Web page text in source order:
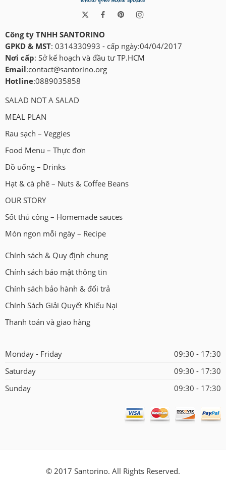
Công ty TNHH SANTORINO
GPKD & MST: 0314330993 - cấp ngày:04/04/2017
Nơi cấp: Sở kế hoạch và đầu tư TP.HCM
Email:contact@santorino.org
Hotline:0889035858
SALAD NOT A SALAD
MEAL PLAN
Rau sạch – Veggies
Food Menu – Thực đơn
Đồ uống – Drinks
Hạt & cà phê – Nuts & Coffee Beans
OUR STORY
Sốt thủ công – Homemade sauces
Món ngon mỗi ngày – Recipe
Chính sách & Quy định chung
Chính sách bảo mật thông tin
Chính sách bảo hành & đổi trả
Chính Sách Giải Quyết Khiếu Nại
Thanh toán và giao hàng
Monday - Friday
09:30 - 17:30
Saturday
09:30 - 17:30
Sunday
09:30 - 17:30
© 2017 Santorino. All Rights Reserved.